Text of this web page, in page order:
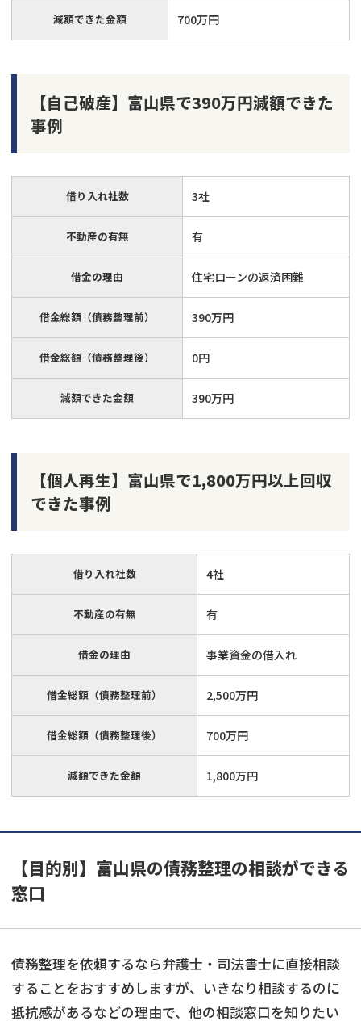
減額できた金額 700万円
【自己破産】富山県で390万円減額できた
事例
借り入れ社数 3社
不動産の有無 有
借金の理由 住宅ローンの返済困難
借金総額（債務整理前） 390万円
借金総額（債務整理後） 0円
減額できた金額 390万円
【個人再生】富山県で1,800万円以上回収
できた事例
借り入れ社数 4社
不動産の有無 有
借金の理由 事業資金の借入れ
借金総額（債務整理前） 2,500万円
借金総額（債務整理後） 700万円
減額できた金額 1,800万円
【目的別】富山県の債務整理の相談ができる
窓口
債務整理を依頼するなら弁護士・司法書士に直接相談
することをおすすめしますが、いきなり相談するのに
抵抗感があるなどの理由で、他の相談窓口を知りたい